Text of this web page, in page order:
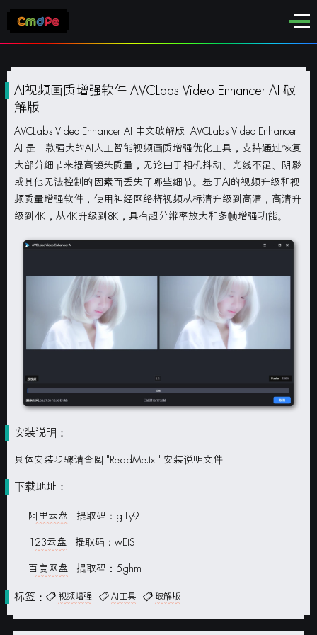
AI视频画质增强软件 AVCLabs Video Enhancer AI 破
解版
AVCLabs Video Enhancer AI 中文破解版 AVCLabs Video Enhancer
AI 是一款强大的AI人工智能视频画质增强优化工具，支持通过恢复
大部分细节来提高镜头质量，无论由于相机抖动、光线不足、阴影
或其他无法控制的因素而丢失了哪些细节。基于AI的视频升级和视
频质量增强软件，使用神经网络将视频从标清升级到高清，高清升
级到4K，从4K升级到8K，具有超分辨率放大和多帧增强功能。
安装说明：
具体安装步骤请查阅 "ReadMe.txt" 安装说明文件
下载地址：
阿里云盘 提取码：g1y9
123云盘 提取码：wEtS
百度网盘 提取码：5ghm
标签： 视频增强 AI工具 破解版